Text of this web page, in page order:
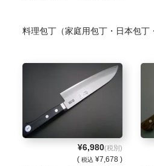
料理包丁（家庭用包丁・日本包丁
¥6,980(税別)
( 税込 ¥7,678 )